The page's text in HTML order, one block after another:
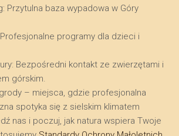
Przytulna baza wypadowa w Góry
programy dla dzieci i
Bezpośredni kontakt ze zwierzętami i
górskim.
– miejsca, gdzie profesjonalna
spotyka się z sielskim klimatem
nas i poczuj, jak natura wspiera Twoje